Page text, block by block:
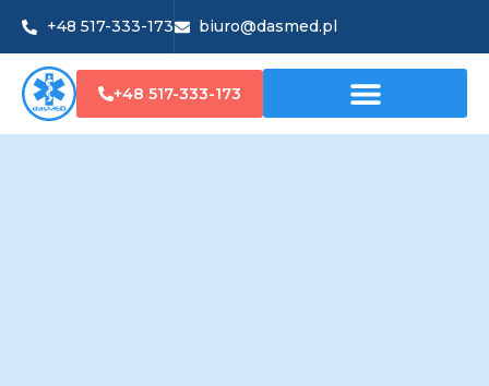
+48 517-333-173 biuro@dasmed.pl
+48 517-333-173